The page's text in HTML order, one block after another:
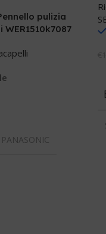
pulizia
PANASONIC